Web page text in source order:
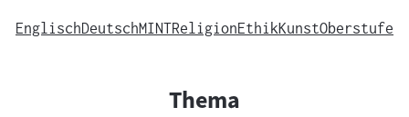
EnglischDeutschMINTReligionEthikKunstOberstufe
Thema